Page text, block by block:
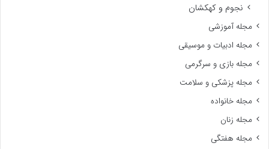
نجوم و کهکشان
مجله آموزشی
مجله ادبیات و موسیقی
مجله بازی و سرگرمی
مجله پزشکی و سلامت
مجله خانواده
مجله زنان
مجله هفتگی